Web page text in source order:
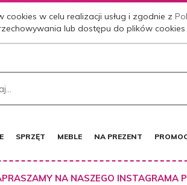
cookies w celu realizacji usług i zgodnie z
lub dostępu do plików
SPRZĘT MEBLE NA PREZENT
NA NASZEGO INSTAGRAMA